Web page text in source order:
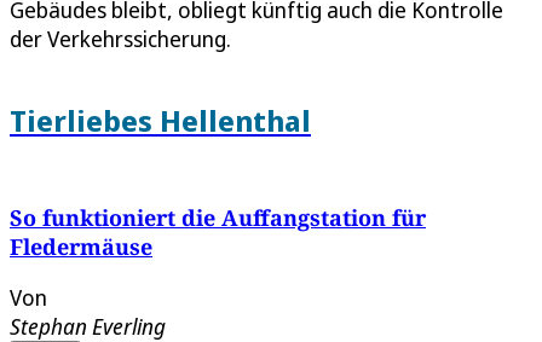
Gebäudes bleibt, obliegt künftig auch die Kontrolle
der Verkehrssicherung.
Tierliebes Hellenthal
So funktioniert die Auffangstation für
Fledermäuse
Von
Stephan Everling